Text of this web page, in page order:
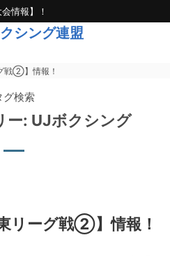
情報】！
シング連盟
戦②】情報！
boxing
グ検索
ー: UJボクシング
リーグ戦②】情報！